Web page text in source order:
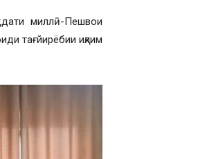
миллӣ-Пешвои
тағйирёбии иқлим